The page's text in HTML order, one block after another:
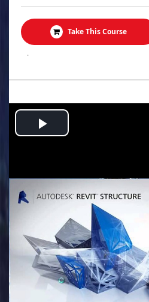
Take This Course
.
Play